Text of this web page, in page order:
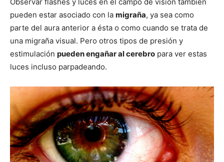
pueden estar asociado con la migraña, ya sea como
parte del aura anterior a ésta o como cuando se trata de
una migraña visual. Pero otros tipos de presión y
estimulación pueden engañar al cerebro para ver estas
luces incluso parpadeando.